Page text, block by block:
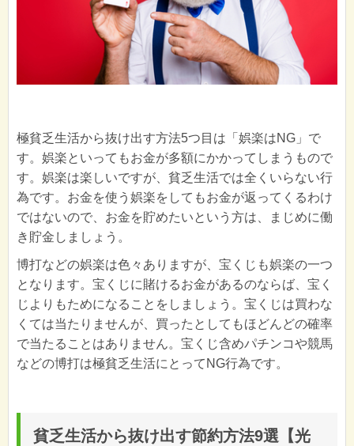
極貧乏生活から抜け出す方法5つ目は「娯楽はNG」で
す。娯楽といってもお金が多額にかかってしまうもので
す。娯楽は楽しいですが、貧乏生活では全くいらない行
為です。お金を使う娯楽をしてもお金が返ってくるわけ
ではないので、お金を貯めたいという方は、まじめに働
き貯金しましょう。
博打などの娯楽は色々ありますが、宝くじも娯楽の一つ
となります。宝くじに賭けるお金があるのならば、宝く
じよりもためになることをしましょう。宝くじは買わな
くては当たりませんが、買ったとしてもほどんどの確率
で当たることはありません。宝くじ含めパチンコや競馬
などの博打は極貧乏生活にとってNG行為です。
貧乏生活から抜け出す節約方法9選【光